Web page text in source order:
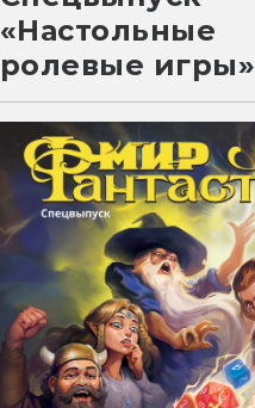
«Настольные
ролевые игры»